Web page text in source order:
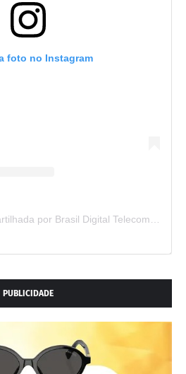
foto no Instagram
PUBLICIDADE